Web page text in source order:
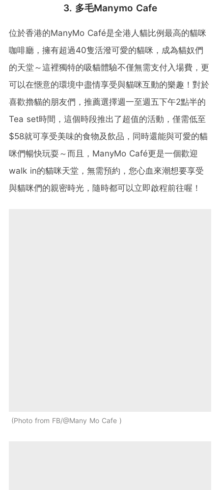
3. 多毛Manymo Cafe
位於香港的ManyMo Café是全港人貓比例最高的貓咪
咖啡廳，擁有超過40隻活潑可愛的貓咪，成為貓奴們
的天堂～這裡獨特的吸貓體驗不僅無需支付入場費，更
可以在愜意的環境中盡情享受與貓咪互動的樂趣！對於
喜歡擼貓的朋友們，推薦選擇週一至週五下午2點半的
Tea set時間，這個時段推出了超值的活動，僅需低至
$58就可享受美味的食物及飲品，同時還能與可愛的貓
咪們暢快玩耍～而且，ManyMo Café更是一個歡迎
walk in的貓咪天堂，無需預約，您心血來潮想要享受
與貓咪們的親密時光，隨時都可以立即啟程前往喔！
Photo from FB/@Many Mo Cafe